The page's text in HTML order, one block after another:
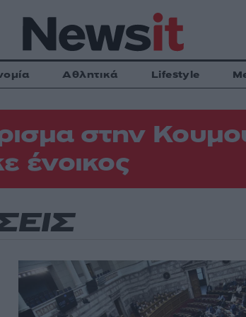
Αθλητικά Lifestyle
στην
ένοικος